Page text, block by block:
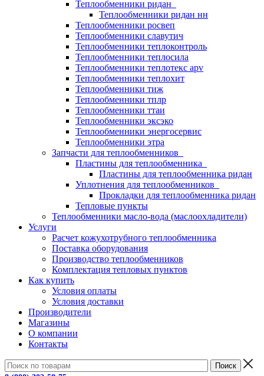
Теплообменники ридан
Теплообменники ридан нн
Теплообменники росвеп
Теплообменники славутич
Теплообменники теплоконтроль
Теплообменники теплосила
Теплообменники теплотекс apv
Теплообменники теплохит
Теплообменники тиж
Теплообменники тплр
Теплообменники ттаи
Теплообменники эксэко
Теплообменники энергосервис
Теплообменники этра
Запчасти для теплообменников
Пластины для теплообменника
Пластины для теплообменника ридан
Уплотнения для теплообменников
Прокладки для теплообменника ридан
Тепловые пункты
Теплообменники масло-вода (маслоохладители)
Услуги
Расчет кожухотрубного теплообменника
Поставка оборудования
Производство теплообменников
Комплектация тепловых пунктов
Как купить
Условия оплаты
Условия доставки
Производители
Магазины
О компании
Контакты